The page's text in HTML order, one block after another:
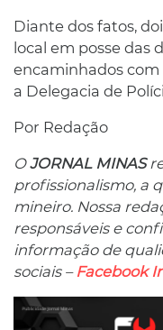
Diante dos fatos,
local em posse das
encaminhados
a Delegacia de
Por Redação
OJORNAL MINAS
profissionalismo, a
mineiro. Nossa
responsáveis ​​e
informação de
sociais – Facebook